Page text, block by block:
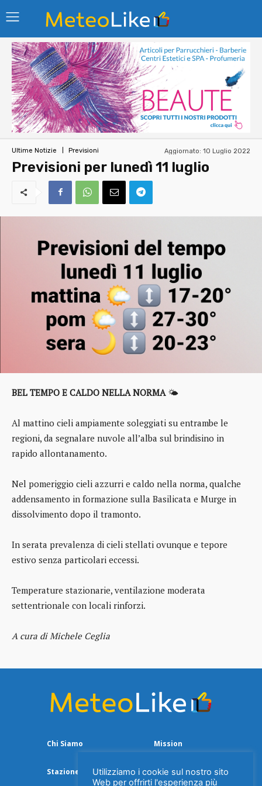
Ultime Notizie Previsioni Aggiornato: 10 Luglio 2022
Previsioni per lunedì 11 luglio
BEL TEMPO E CALDO NELLA NORMA🌤️
Al mattino cieli ampiamente soleggiati su entrambe le
regioni, da segnalare nuvole all’alba sul brindisino in
rapido allontanamento.
Nel pomeriggio cieli azzurri e caldo nella norma, qualche
addensamento in formazione sulla Basilicata e Murge in
dissolvimento dopo il tramonto.
In serata prevalenza di cieli stellati ovunque e tepore
estivo senza particolari eccessi.
Temperature stazionarie, ventilazione moderata
settentrionale con locali rinforzi.
A cura di Michele Ceglia
Chi Siamo Mission
Stazione MeteoUtilizziamo i cookie sul nostro sito
Web per offrirti l'esperienza più